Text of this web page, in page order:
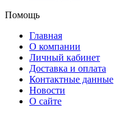
Помощь
Главная
О компании
Личный кабинет
Доставка и оплата
Контактные данные
Новости
О сайте